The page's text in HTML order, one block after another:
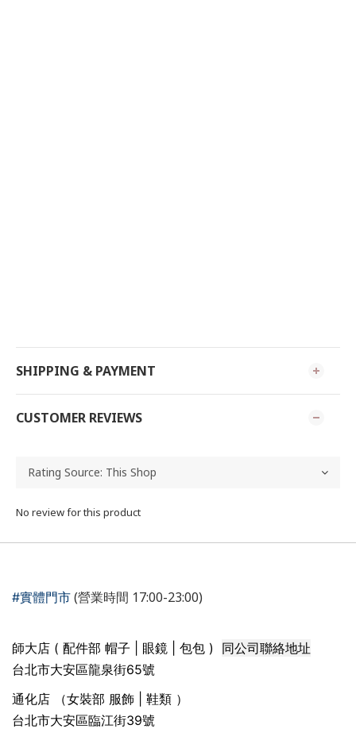
SHIPPING & PAYMENT
CUSTOMER REVIEWS
No review for this product
#實體門市 (營業時間 17:00-23:00)
師大店 ( 配件部 帽子 | 眼鏡 | 包包 ) 同公司聯絡地址
台北市大安區龍泉街65號
通化店 （女裝部 服飾 | 鞋類 ）
台北市大安區臨江街39號